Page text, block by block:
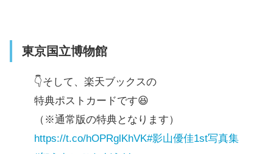
東京国立博物館
👇そして、楽天ブックスの
特典ポストカードです😆
（※通常版の特典となります）
https://t.co/hOPRglKhVK#影山優佳1st写真集